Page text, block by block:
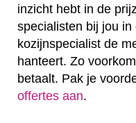
inzicht hebt in de
specialisten bij jou
kozijnspecialist de
hanteert. Zo
betaalt. Pak je
offertes aan.